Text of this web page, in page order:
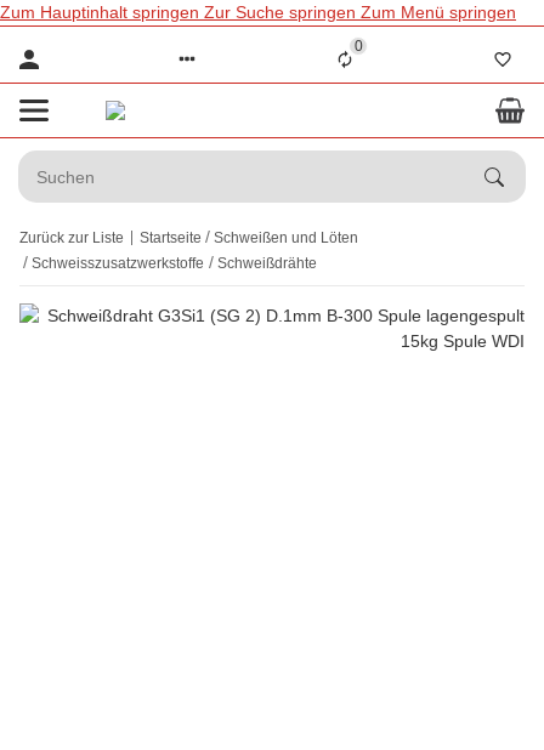
Zum Hauptinhalt springen Zur Suche springen Zum Menü springen
0
Zurück zur Liste Startseite
Schweißen und Löten
Schweisszusatzwerkstoffe
Schweißdrähte